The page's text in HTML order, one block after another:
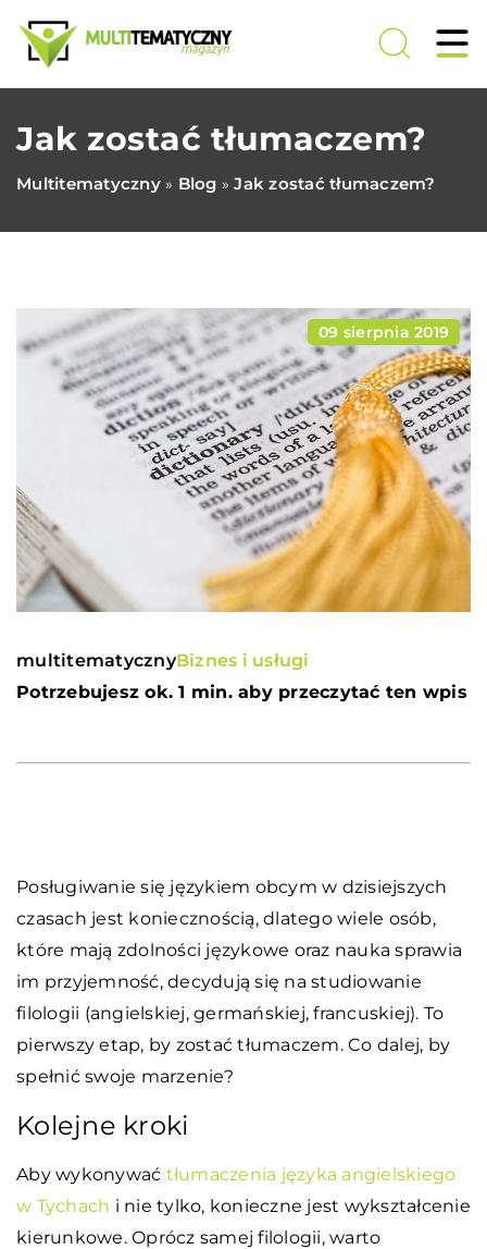
Jak zostać tłumaczem?
Multitematyczny» Blog »Jak zostać tłumaczem?
09 sierpnia 2019
multitematycznyBiznes i usługi
Potrzebujesz ok. 1 min. aby przeczytać ten wpis
Posługiwanie się językiem obcym w dzisiejszych
czasach jest koniecznością, dlatego wiele osób,
które mają zdolności językowe oraz nauka sprawia
im przyjemność, decydują się na studiowanie
filologii (angielskiej, germańskiej, francuskiej). To
pierwszy etap, by zostać tłumaczem. Co dalej, by
spełnić swoje marzenie?
Kolejne kroki
Aby wykonywać tłumaczenia języka angielskiego
w Tychach i nie tylko, konieczne jest wykształcenie
kierunkowe. Oprócz samej filologii, warto